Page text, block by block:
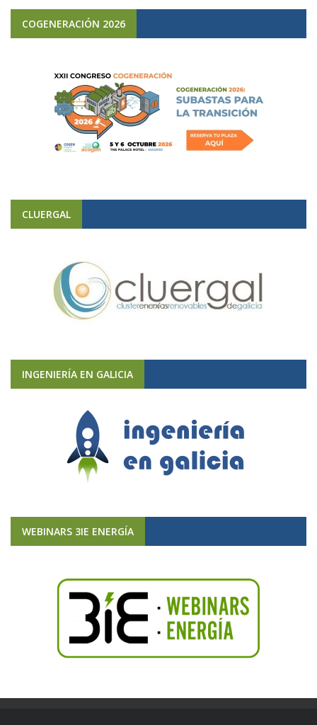
COGENERACIÓN 2026
CLUERGAL
INGENIERÍA EN GALICIA
WEBINARS 3IE ENERGÍA